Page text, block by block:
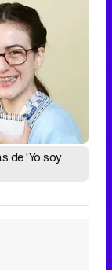
de 'Yo soy